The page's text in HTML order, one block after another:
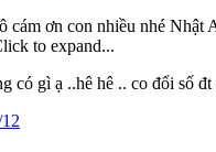
cám ơn con nhiều nhé Nhật
to expand...
có gì ạ ..hê hê .. co đổi số